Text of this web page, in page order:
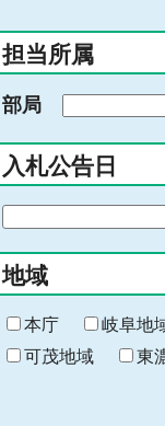
ー
入
力
担当所属
部局
入札公告日
の
始
ま
り
地域
本庁 岐阜地
可茂地域
東